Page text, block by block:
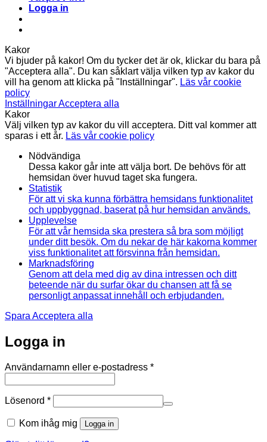
Logga in
Kakor
Vi bjuder på kakor! Om du tycker det är ok, klickar du bara på
"Acceptera alla". Du kan såklart välja vilken typ av kakor du
vill ha genom att klicka på "Inställningar". Läs vår cookie
policy
InställningarAcceptera alla
Kakor
Välj vilken typ av kakor du vill acceptera. Ditt val kommer att
sparas i ett år. Läs vår cookie policy
Nödvändiga
Dessa kakor går inte att välja bort. De behövs för att
hemsidan över huvud taget ska fungera.
Statistik
För att vi ska kunna förbättra hemsidans funktionalitet
och uppbyggnad, baserat på hur hemsidan används.
Upplevelse
För att vår hemsida ska prestera så bra som möjligt
under ditt besök. Om du nekar de här kakorna kommer
viss funktionalitet att försvinna från hemsidan.
Marknadsföring
Genom att dela med dig av dina intressen och ditt
beteende när du surfar ökar du chansen att få se
personligt anpassat innehåll och erbjudanden.
Spara Acceptera alla
Logga in
Användarnamn eller e-postadress *Obligatoriskt
Lösenord *Obligatoriskt
Kom ihåg mig Logga in